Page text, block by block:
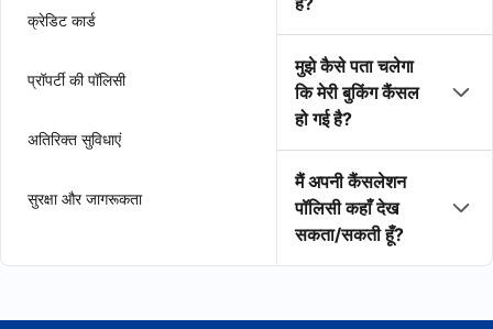
क्रेडिट कार्ड
प्रॉपर्टी की पॉलिसी
अतिरिक्त सुविधाएं
सुरक्षा और जागरूकता
मुझे कैसे पता चलेगा
कि मेरी बुकिंग कैंसल
हो गई है?
मैं अपनी कैंसलेशन
पॉलिसी कहाँ देख
सकता/सकती हूँ?